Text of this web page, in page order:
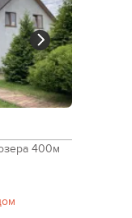
400м